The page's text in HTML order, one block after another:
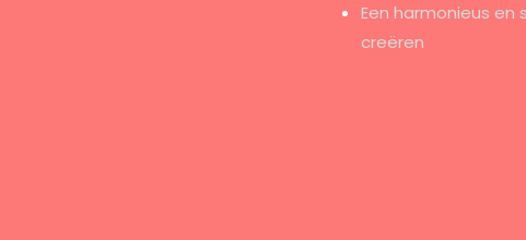
Een harmonieus en
creëren